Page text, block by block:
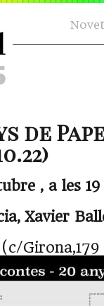
de
, a les
Xavier
Girona,179